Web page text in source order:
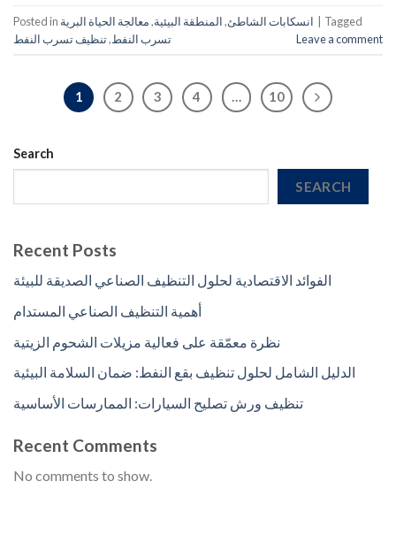
Posted in انسكابات الشاطئ,المنطقة البيئية,معالجة الحياة البرية
Tagged
تسرب النفط,تنظيف تسرب النفط Leave a comment
1 2 3 4 … 10
Search
SEARCH
Recent Posts
الفوائد الاقتصادية لحلول التنظيف الصناعي الصديقة للبيئة
أهمية التنظيف الصناعي المستدام
نظرة معمّقة على فعالية مزيلات الشحوم الزيتية
الدليل الشامل لحلول تنظيف بقع النفط: ضمان السلامة البيئية
تنظيف ورش تصليح السيارات: الممارسات الأساسية
Recent Comments
No comments to show.